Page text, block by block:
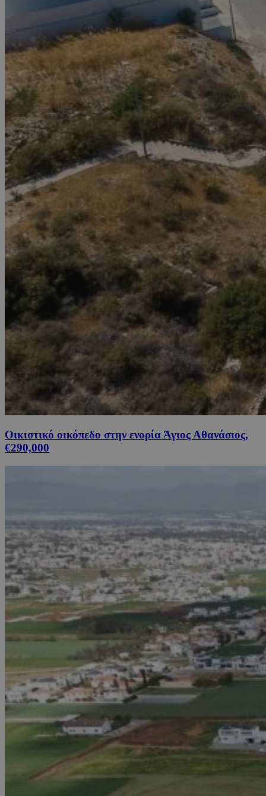
Οικιστικό οικόπεδο στην ενορία Άγιος Αθανάσιος,
€290,000